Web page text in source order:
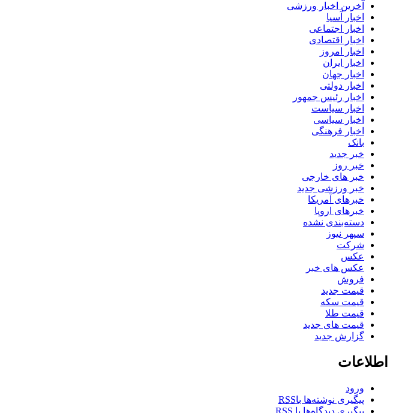
آخرین اخبار ورزشی
اخبار آسیا
اخبار اجتماعی
اخبار اقتصادی
اخبار امروز
اخبار ایران
اخبار جهان
اخبار دولتی
اخبار رئیس جمهور
اخبار سیاست
اخبار سیاسی
اخبار فرهنگی
بانک
خبر جدید
خبر روز
خبر های خارجی
خبر ورزشی جدید
خبرهای آمریکا
خبرهای اروپا
دسته‌بندی نشده
سپهر نیوز
شرکت
عکس
عکس های خبر
فروش
قیمت جدید
قیمت سکه
قیمت طلا
قیمت های جدید
گزارش جدید
اطلاعات
ورود
پیگیری نوشته‌ها باRSS